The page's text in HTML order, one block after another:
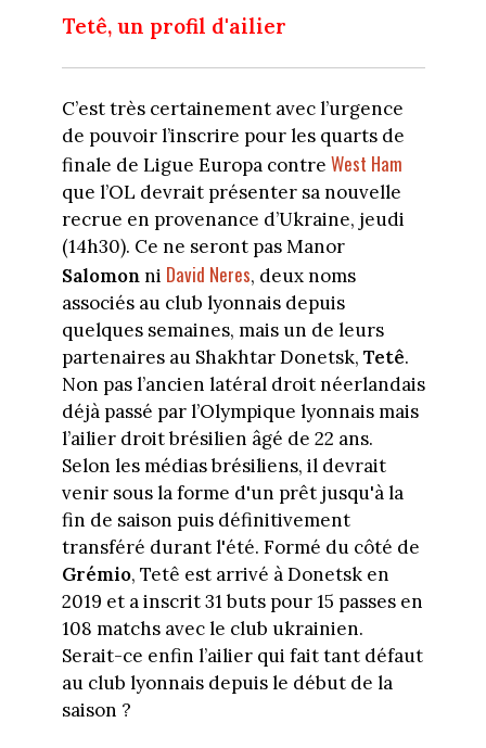
Tetê, un profil d'ailier
C’est très certainement avec l’urgence
de pouvoir l’inscrire pour les quarts de
finale de Ligue Europa contre West Ham
que l’OL devrait présenter sa nouvelle
recrue en provenance d’Ukraine, jeudi
(14h30). Ce ne seront pas Manor
Salomonni David Neres, deux noms
associés au club lyonnais depuis
quelques semaines, mais un de leurs
partenaires au Shakhtar Donetsk, Tetê.
Non pas l’ancien latéral droit néerlandais
déjà passé par l’Olympique lyonnais mais
l’ailier droit brésilien âgé de 22 ans.
Selon les médias brésiliens, il devrait
venir sous la forme d'un prêt jusqu'à la
fin de saison puis définitivement
transféré durant l'été. Formé du côté de
Grémio, Tetê est arrivé à Donetsk en
2019 et a inscrit 31 buts pour 15 passes en
108 matchs avec le club ukrainien.
Serait-ce enfin l’ailier qui fait tant défaut
au club lyonnais depuis le début de la
saison ?